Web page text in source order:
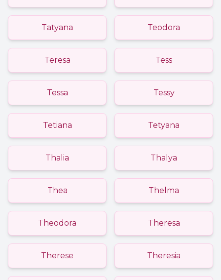
Tatyana Teodora
Teresa Tess
Tessa Tessy
Tetiana Tetyana
Thalia Thalya
Thea Thelma
Theodora Theresa
Therese Theresia